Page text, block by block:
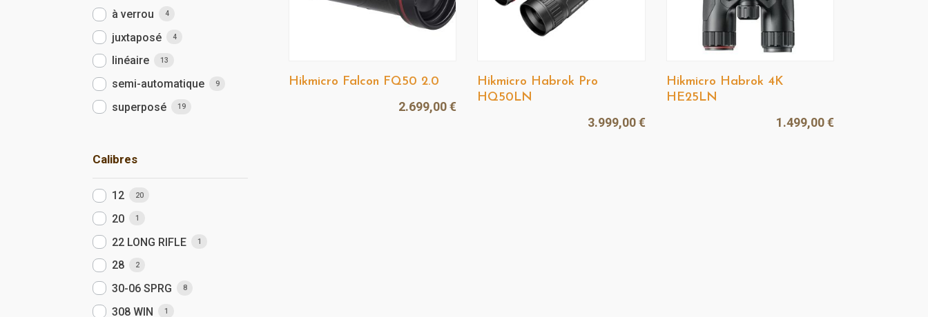
à verrou 4
juxtaposé 4
linéaire 13
semi-automatique 9
superposé 19
Calibres
12 20
20 1
22 LONG RIFLE 1
28 2
30-06 SPRG 8
308 WIN 1
Hikmicro Falcon FQ50 2.0
2.699,00€
Hikmicro Habrok Pro
HQ50LN
3.999,00€
Hikmicro Habrok 4K
HE25LN
1.499,00€